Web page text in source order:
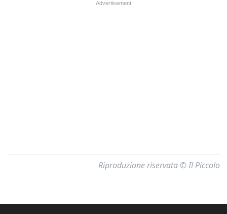
Riproduzione riservata © Il Piccolo